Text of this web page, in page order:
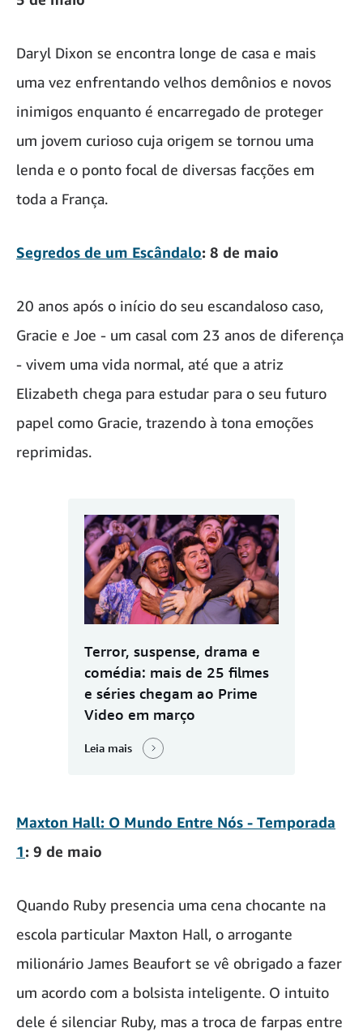
Daryl Dixon se encontra longe de casa e mais
uma vez enfrentando velhos demônios e novos
inimigos enquanto é encarregado de proteger
um jovem curioso cuja origem se tornou uma
lenda e o ponto focal de diversas facções em
toda a França.
Segredos de um Escândalo: 8 de maio
20 anos após o início do seu escandaloso caso,
Gracie e Joe - um casal com 23 anos de diferença
- vivem uma vida normal, até que a atriz
Elizabeth chega para estudar para o seu futuro
papel como Gracie, trazendo à tona emoções
reprimidas.
Terror, suspense, drama e
comédia: mais de 25 filmes
e séries chegam ao Prime
Video em março
Leia mais
Maxton Hall: O Mundo Entre Nós - Temporada
1: 9 de maio
Quando Ruby presencia uma cena chocante na
escola particular Maxton Hall, o arrogante
milionário James Beaufort se vê obrigado a fazer
um acordo com a bolsista inteligente. O intuito
dele é silenciar Ruby, mas a troca de farpas entre